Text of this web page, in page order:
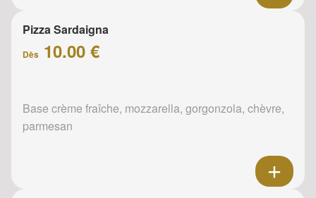
Pizza Sardaigna
Dès 10.00 €
Base crème fraîche, mozzarella, gorgonzola, chèvre,
parmesan